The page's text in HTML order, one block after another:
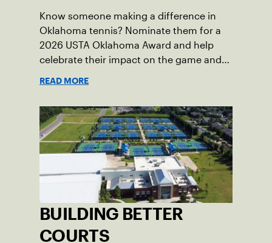
Know someone making a difference in
Oklahoma tennis? Nominate them for a
2026 USTA Oklahoma Award and help
celebrate their impact on the game and
READ MORE
BUILDING BETTER
COURTS